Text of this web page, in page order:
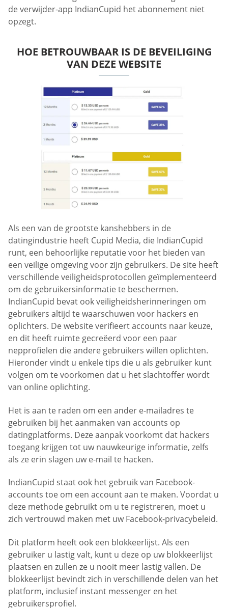
de verwijder-app IndianCupid het abonnement niet
opzegt.
HOE BETROUWBAAR IS DE BEVEILIGING
VAN DEZE WEBSITE
Als een van de grootste kanshebbers in de
datingindustrie heeft Cupid Media, die IndianCupid
runt, een behoorlijke reputatie voor het bieden van
een veilige omgeving voor zijn gebruikers. De site heeft
verschillende veiligheidsprotocollen geïmplementeerd
om de gebruikersinformatie te beschermen.
IndianCupid bevat ook veiligheidsherinneringen om
gebruikers altijd te waarschuwen voor hackers en
oplichters. De website verifieert accounts naar keuze,
en dit heeft ruimte gecreëerd voor een paar
nepprofielen die andere gebruikers willen oplichten.
Hieronder vindt u enkele tips die u als gebruiker kunt
volgen om te voorkomen dat u het slachtoffer wordt
van online oplichting.
Het is aan te raden om een ander e-mailadres te
gebruiken bij het aanmaken van accounts op
datingplatforms. Deze aanpak voorkomt dat hackers
toegang krijgen tot uw nauwkeurige informatie, zelfs
als ze erin slagen uw e-mail te hacken.
IndianCupid staat ook het gebruik van Facebook-
accounts toe om een account aan te maken. Voordat u
deze methode gebruikt om u te registreren, moet u
zich vertrouwd maken met uw Facebook-privacybeleid.
Dit platform heeft ook een blokkeerlijst. Als een
gebruiker u lastig valt, kunt u deze op uw blokkeerlijst
plaatsen en zullen ze u nooit meer lastig vallen. De
blokkeerlijst bevindt zich in verschillende delen van het
platform, inclusief instant messenger en het
gebruikersprofiel.